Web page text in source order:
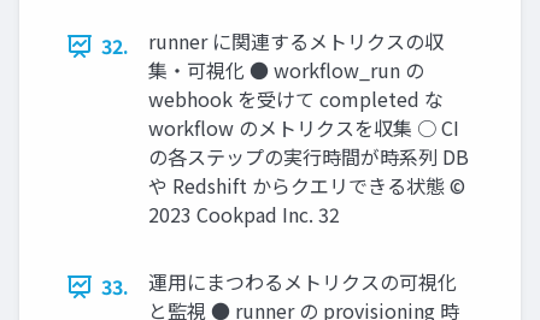
32.
runner に関連するメトリクスの収
集・可視化 ● workﬂow_run の
webhook を受けて completed な
workﬂow のメトリクスを収集 ○ CI
の各ステップの実行時間が時系列 DB
や Redshift からクエリできる状態 ©
2023 Cookpad Inc. 32
33.
運用にまつわるメトリクスの可視化
と監視 ● runner の provisioning 時